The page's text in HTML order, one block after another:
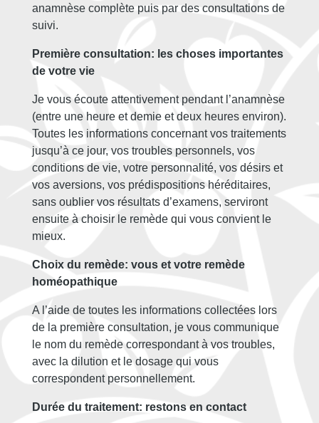
anamnèse complète puis par des consultations de
suivi.
Première consultation: les choses importantes
de votre vie
Je vous écoute attentivement pendant l’anamnèse
(entre une heure et demie et deux heures environ).
Toutes les informations concernant vos traitements
jusqu’à ce jour, vos troubles personnels, vos
conditions de vie, votre personnalité, vos désirs et
vos aversions, vos prédispositions héréditaires,
sans oublier vos résultats d’examens, serviront
ensuite à choisir le remède qui vous convient le
mieux.
Choix du remède: vous et votre remède
homéopathique
A l’aide de toutes les informations collectées lors
de la première consultation, je vous communique
le nom du remède correspondant à vos troubles,
avec la dilution et le dosage qui vous
correspondent personnellement.
Durée du traitement: restons en contact